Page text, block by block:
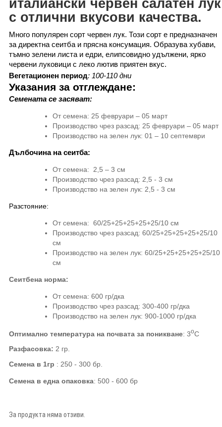
италиански червен салатен лук
с отлични вкусови качества.
Много популярен сорт червен лук. Този сорт е предназначен
за директна сеитба и прясна консумация. Образува хубави,
тъмно зелени листа и едри, елипсовидно удължени, ярко
червени луковици с леко лютив приятен вкус.
Вегетационен период: 100-110дни
Указания за отглеждане:
Семената се засяват:
От семена: 25 февруари – 05 март
Производство чрез разсад: 25 февруари – 05 март
Производство на зелен лук: 01 – 10 септември
Дълбочина на сеитба:
От семена: 2,5 – 3 см
Производство чрез разсад: 2,5 - 3 см
Производство на зелен лук: 2,5 - 3 см
Разстояние:
От семена: 60/25+25+25+25+25/10 см
Производство чрез разсад: 60/25+25+25+25+25/10
см
Производство на зелен лук: 60/25+25+25+25+25/10
см
Сеитбена норма:
От семена: 600 гр/дка
Производство чрез разсад: 300-400 гр/дка
Производство на зелен лук: 900-1000 гр/дка
Оптимално температура на почвата за поникване: 3оС
Разфасовка: 2 гр.
Семена в 1гр : 250 - 300 бр.
Семена в една опаковка: 500 - 600 бр
За продукта няма отзиви.